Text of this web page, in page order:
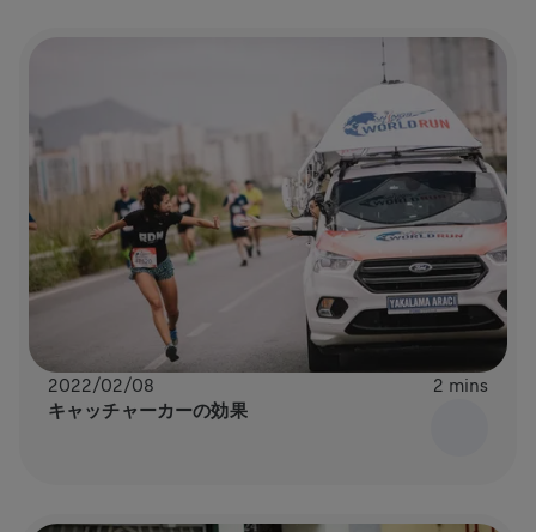
2022/02/08 2 mins
キャッチャーカーの効果